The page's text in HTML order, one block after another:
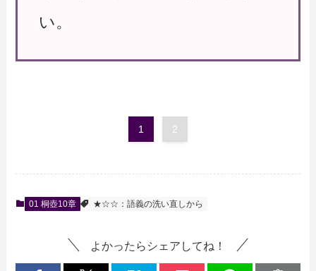
い。
1 2
01 桐壺10章 ★☆☆：語義の洗い直しから
よかったらシェアしてね！